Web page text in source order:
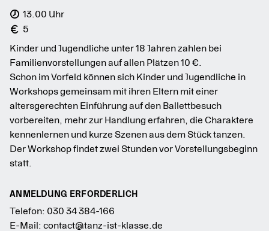
13.00 Uhr
5
Kinder und Jugendliche unter 18 Jahren zahlen bei
Familienvorstellungen auf allen Plätzen 10 €.
Schon im Vorfeld können sich Kinder und Jugendliche in
Workshops gemeinsam mit ihren Eltern mit einer
altersgerechten Einführung auf den Ballettbesuch
vorbereiten, mehr zur Handlung erfahren, die Charaktere
kennenlernen und kurze Szenen aus dem Stück tanzen.
Der Workshop findet zwei Stunden vor Vorstellungsbeginn
statt.
ANMELDUNG ERFORDERLICH
Telefon: 030 34 384-166
E-Mail: contact@tanz-ist-klasse.de